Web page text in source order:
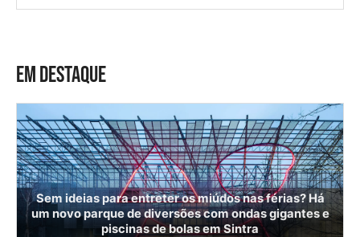
EM DESTAQUE
Sem ideias para entreter os miúdos nas férias? Há
um novo parque de diversões com ondas gigantes e
piscinas de bolas em Sintra